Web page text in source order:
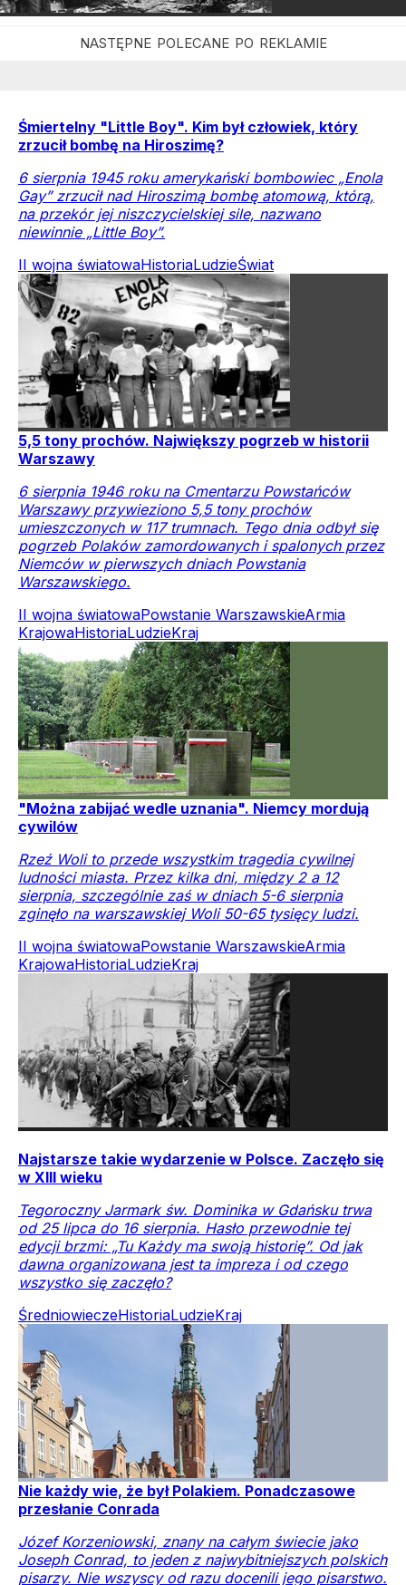
Śmiertelny "Little Boy". Kim był człowiek, który
zrzucił bombę na Hiroszimę?
6 sierpnia 1945 roku amerykański bombowiec „Enola
Gay” zrzucił nad Hiroszimą bombę atomową, którą,
na przekór jej niszczycielskiej sile, nazwano
niewinnie „Little Boy”.
II wojna światowaHistoriaLudzieŚwiat
5,5 tony prochów. Największy pogrzeb w historii
Warszawy
6 sierpnia 1946 roku na Cmentarzu Powstańców
Warszawy przywieziono 5,5 tony prochów
umieszczonych w 117 trumnach. Tego dnia odbył się
pogrzeb Polaków zamordowanych i spalonych przez
Niemców w pierwszych dniach Powstania
Warszawskiego.
II wojna światowaPowstanie WarszawskieArmia
KrajowaHistoriaLudzieKraj
"Można zabijać wedle uznania". Niemcy mordują
cywilów
Rzeź Woli to przede wszystkim tragedia cywilnej
ludności miasta. Przez kilka dni, między 2 a 12
sierpnia, szczególnie zaś w dniach 5-6 sierpnia
zginęło na warszawskiej Woli 50-65 tysięcy ludzi.
II wojna światowaPowstanie WarszawskieArmia
KrajowaHistoriaLudzieKraj
Najstarsze takie wydarzenie w Polsce. Zaczęło się
w XIII wieku
Tegoroczny Jarmark św. Dominika w Gdańsku trwa
od 25 lipca do 16 sierpnia. Hasło przewodnie tej
edycji brzmi: „Tu Każdy ma swoją historię”. Od jak
dawna organizowana jest ta impreza i od czego
wszystko się zaczęło?
ŚredniowieczeHistoriaLudzieKraj
Nie każdy wie, że był Polakiem. Ponadczasowe
przesłanie Conrada
Józef Korzeniowski, znany na całym świecie jako
Joseph Conrad, to jeden z najwybitniejszych polskich
pisarzy. Nie wszyscy od razu docenili jego pisarstwo.